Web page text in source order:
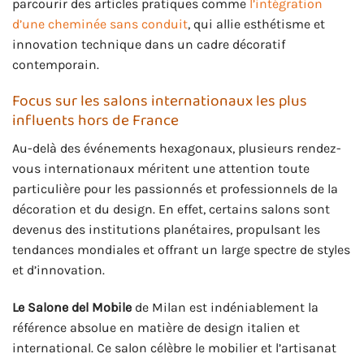
parcourir des articles pratiques comme l’intégration
d’une cheminée sans conduit, qui allie esthétisme et
innovation technique dans un cadre décoratif
contemporain.
Focus sur les salons internationaux les plus
influents hors de France
Au-delà des événements hexagonaux, plusieurs rendez-
vous internationaux méritent une attention toute
particulière pour les passionnés et professionnels de la
décoration et du design. En effet, certains salons sont
devenus des institutions planétaires, propulsant les
tendances mondiales et offrant un large spectre de styles
et d’innovation.
Le Salone del Mobile de Milan est indéniablement la
référence absolue en matière de design italien et
international. Ce salon célèbre le mobilier et l’artisanat